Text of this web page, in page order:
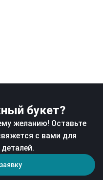
букет?
желанию! Оставьте
с вами для